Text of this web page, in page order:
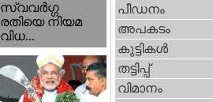
സ്വവര്‍ഗ്ഗ
രതിയെ നിയമ
വിധ...
പീഡനം
അപകടം
കുട്ടികള്‍
തട്ടിപ്പ്‌
വിമാനം